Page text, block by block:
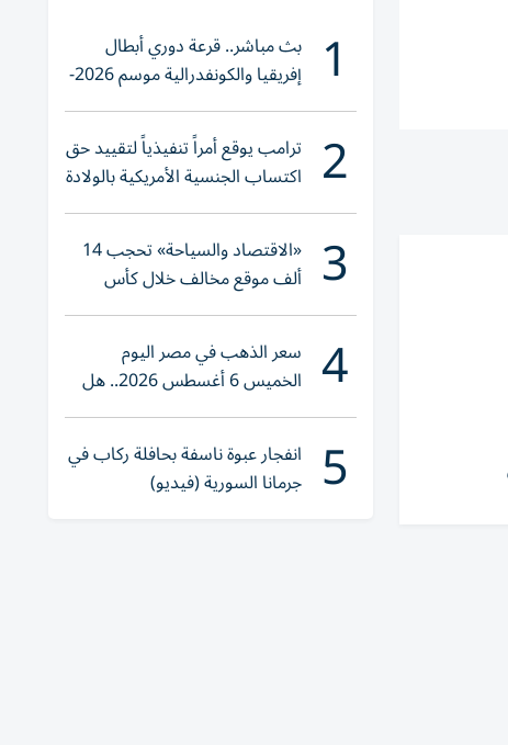
1 بث مباشر.. قرعة دوري أبطال
إفريقيا والكونفدرالية موسم 2026-
2027
2 ترامب يوقع أمراً تنفيذياً لتقييد حق
اكتساب الجنسية الأمريكية بالولادة
3 «الاقتصاد والسياحة» تحجب 14
ألف موقع مخالف خلال كأس
العالم 2026
4 سعر الذهب في مصر اليوم
الخميس 6 أغسطس 2026.. هل
تنوي الشراء؟
5 انفجار عبوة ناسفة بحافلة ركاب في
جرمانا السورية (فيديو)